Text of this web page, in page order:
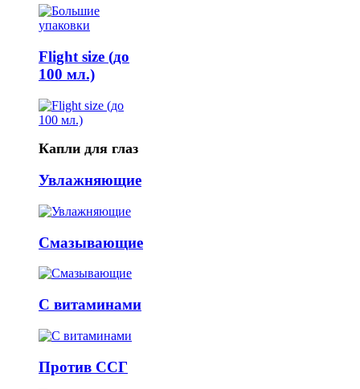
Flight size (до
100 мл.)
Капли для глаз
Увлажняющие
Смазывающие
С витаминами
Против ССГ